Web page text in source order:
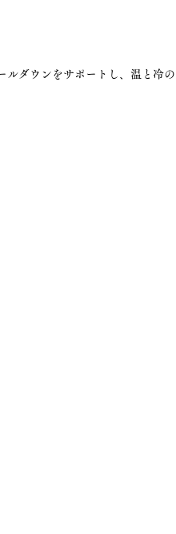
ルダウンをサポートし、温と冷